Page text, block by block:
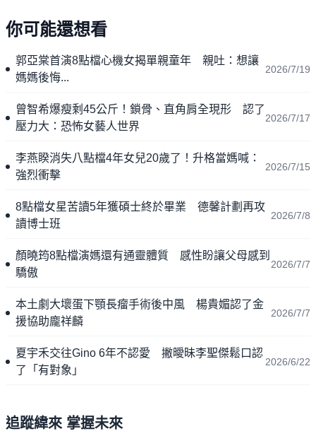
你可能還想看
郭亞棠首演8點檔心機女揭單親童年 親吐：想讓
媽媽後悔...
2026/7/19
曾智希爆瘦剩45公斤！鎖骨、直角肩全現形 認了
壓力大：恐怖女藝人世界
2026/7/17
李燕睽消失八點檔4年女兒20歲了！升格當媽喊：
強烈衝擊
2026/7/15
8點檔女星苦讀5年獲碩士終於畢業 德馨計劃再攻
讀博士班
2026/7/8
顏曉筠8點檔演媽還有通靈體質 感性盼讓父母感到
驕傲
2026/7/7
本土劇大壞蛋下顎長瘤手術後中風 楊貴媚認了金
援協助龐祥麟
2026/7/7
夏宇禾交往Gino 6年不認愛 撇曖昧李聖傑鬆口認
了「有對象」
2026/6/22
追蹤緯來 掌握未來